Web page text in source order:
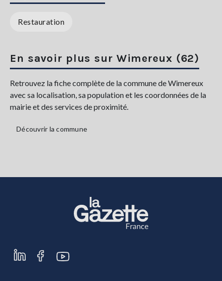
Restauration
En savoir plus sur Wimereux (62)
Retrouvez la fiche complète de la commune de Wimereux
avec sa localisation, sa population et les coordonnées de la
mairie et des services de proximité.
Découvrir la commune